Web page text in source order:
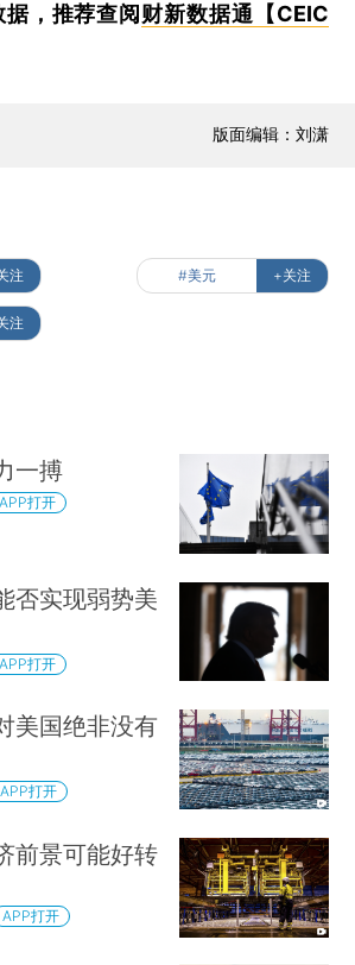
，推荐查阅财新数据通【CEIC
版面编辑：刘潇
注 #美元 +关注
注
一搏
APP打开
否实现弱势美
APP打开
美国绝非没有
APP打开
前景可能好转
APP打开